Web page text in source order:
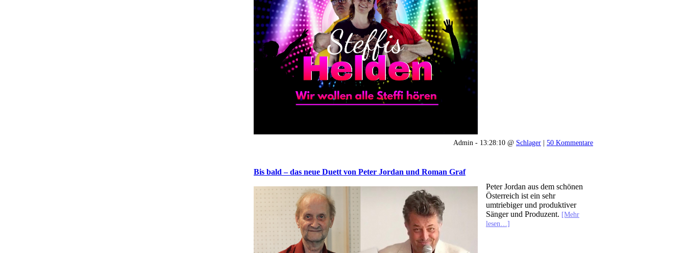
Admin - 13:28:10 @ Schlager | 50 Kommentare
Bis bald – das neue Duett von Peter Jordan und Roman Graf
Peter Jordan aus dem schönen
Österreich ist ein sehr
umtriebiger und produktiver
Sänger und Produzent. [Mehr
lesen…]